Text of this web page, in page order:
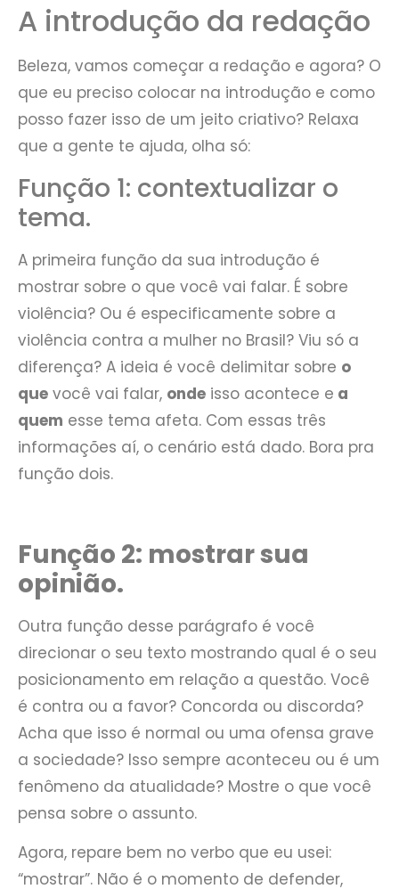
A introdução da redação
Beleza, vamos começar a redação e agora? O
que eu preciso colocar na introdução e como
posso fazer isso de um jeito criativo? Relaxa
que a gente te ajuda, olha só:
Função 1: contextualizar o
tema.
A primeira função da sua introdução é
mostrar sobre o que você vai falar. É sobre
violência? Ou é especificamente sobre a
violência contra a mulher no Brasil? Viu só a
diferença? A ideia é você delimitar sobre o
que você vai falar, onde isso acontece e a
quem esse tema afeta. Com essas três
informações aí, o cenário está dado. Bora pra
função dois.
Função 2: mostrar sua
opinião.
Outra função desse parágrafo é você
direcionar o seu texto mostrando qual é o seu
posicionamento em relação a questão. Você
é contra ou a favor? Concorda ou discorda?
Acha que isso é normal ou uma ofensa grave
a sociedade? Isso sempre aconteceu ou é um
fenômeno da atualidade? Mostre o que você
pensa sobre o assunto.
Agora, repare bem no verbo que eu usei:
“mostrar”. Não é o momento de defender,